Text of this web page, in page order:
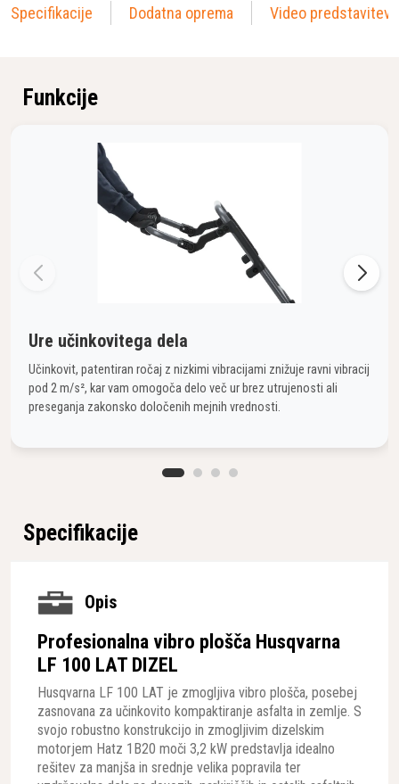
Specifikacije Dodatna oprema Video predstavitev
Funkcije
Ure učinkovitega dela
Učinkovit, patentiran ročaj z nizkimi vibracijami znižuje ravni vibracij
pod 2 m/s², kar vam omogoča delo več ur brez utrujenosti ali
preseganja zakonsko določenih mejnih vrednosti.
Specifikacije
Opis
Profesionalna vibro plošča Husqvarna
LF 100 LAT DIZEL
Husqvarna LF 100 LAT je zmogljiva vibro plošča, posebej
zasnovana za učinkovito kompaktiranje asfalta in zemlje. S
svojo robustno konstrukcijo in zmogljivim dizelskim
motorjem Hatz 1B20 moči 3,2 kW predstavlja idealno
rešitev za manjša in srednje velika popravila ter